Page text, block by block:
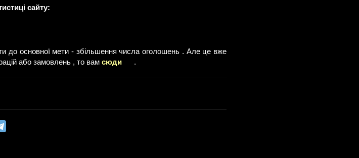
сайту:
до основної мети - збільшення числа оголошень . Але це вже
або замовлень , то вам сюди .